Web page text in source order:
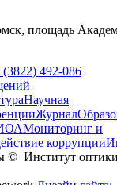
площадь
(3822) 492-086
Научная
Журнал
ИОАМониторинг и
коррупции
© Институт